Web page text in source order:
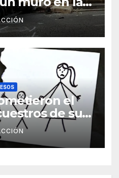
Manacor y
el
de sus